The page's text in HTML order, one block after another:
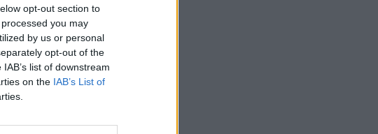
opt-out section to
you may
by us or personal
opt-out of the
list of downstream
on the IAB’s List of